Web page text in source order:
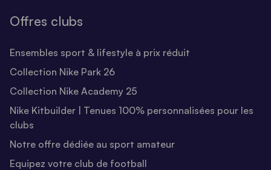
Offres clubs
Ensembles sport & lifestyle à prix réduit
Collection Nike Park 26
Collection Nike Academy 25
Nike Kitbuilder | Tenues 100% personnalisées pour les
clubs
Notre offre dédiée au sport amateur
Equipez votre club de football